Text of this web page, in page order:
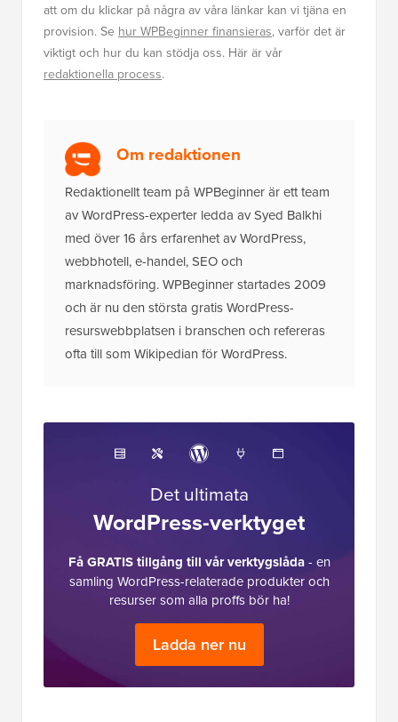
att om du klickar på några av våra länkar kan vi tjäna en
provision. Se hur WPBeginner finansieras, varför det är
viktigt och hur du kan stödja oss. Här är vår
redaktionella process.
Om redaktionen
Redaktionellt team på WPBeginner är ett team
av WordPress-experter ledda av Syed Balkhi
med över 16 års erfarenhet av WordPress,
webbhotell, e-handel, SEO och
marknadsföring. WPBeginner startades 2009
och är nu den största gratis WordPress-
resurswebbplatsen i branschen och refereras
ofta till som Wikipedian för WordPress.
Det ultimata
WordPress-verktyget
Få GRATIS tillgång till vår verktygslåda- en
samling WordPress-relaterade produkter och
resurser som alla proffs bör ha!
Ladda ner nu